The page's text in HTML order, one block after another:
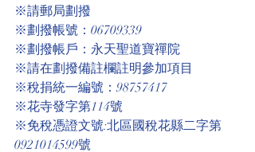
※請郵局劃撥
※劃撥帳號：06709339
※劃撥帳戶：永天聖道寶禪院
※請在劃撥備註欄註明參加項目
※稅捐統一編號：98757417
※花寺發字第114號
※免稅憑證文號:北區國稅花縣二字第
0921014599號